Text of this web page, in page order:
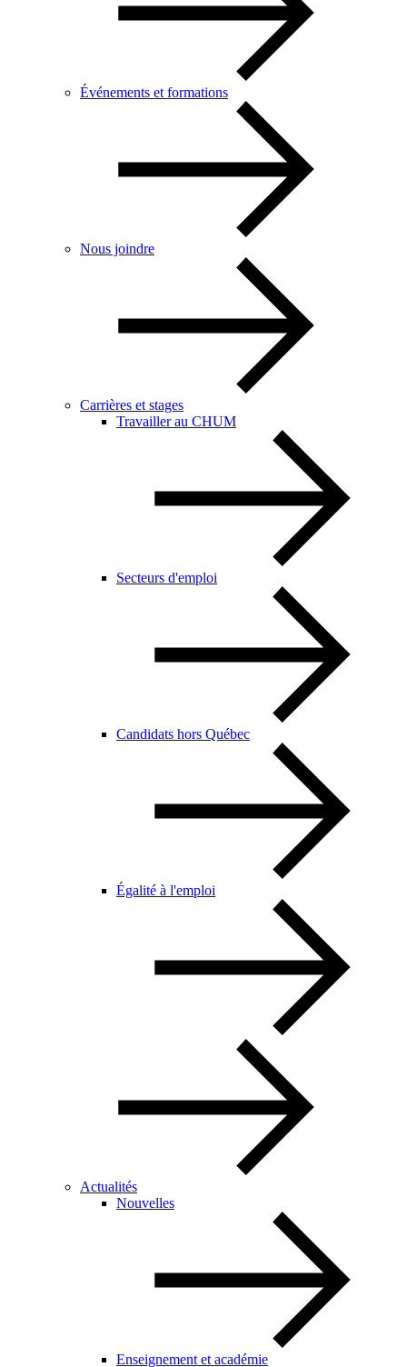
Événements et formations
Nous joindre
Carrières et stages
Travailler au CHUM
Secteurs d'emploi
Candidats hors Québec
Égalité à l'emploi
Actualités
Nouvelles
Enseignement et académie